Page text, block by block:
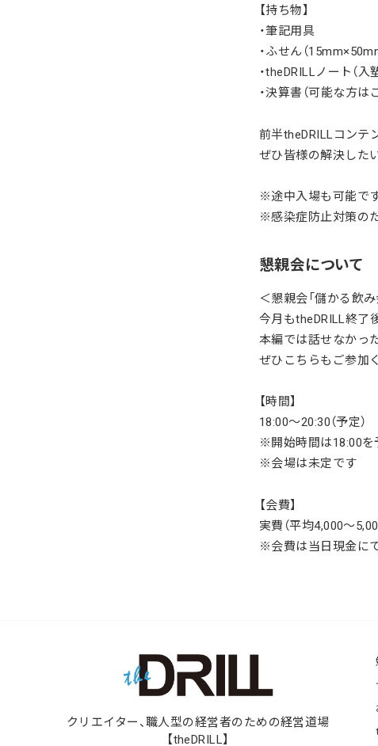
【持ち物】
・筆記用具
・ふせん（15
・theDRILLノート（
・決算書（可能な方は
前半theDRILLコンテ
ぜひ皆様の解決した
※途中入場も可能で
※感染症防止対策の
懇親会について
＜懇親会「儲かる飲み
今月もtheDRILL終了
本編では話せなかっ
ぜひこちらもご参加
【時間】
18:00～20:30（予定）
※開始時間は18:00を
※会場は未定です
【会費】
実費（平均4,000〜
※会費は当日現金に
クリエイター、職人型の経営者のための経営道場
【theDRILL】